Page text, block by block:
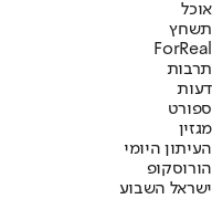
אוכל
תשחץ
ForReal
תרבות
דעות
ספורט
מגזין
העיתון היומי
הורוסקופ
ישראל השבוע